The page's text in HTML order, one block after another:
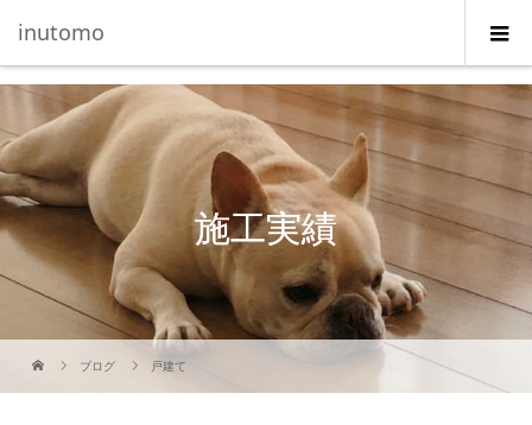
inutomo
施工実績
ブログ 戸建て